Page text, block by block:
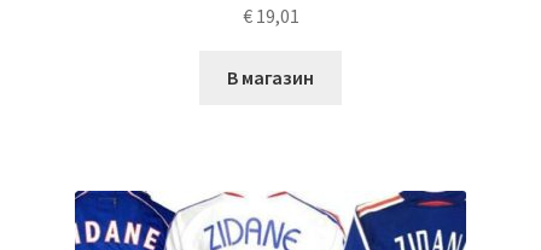
€19,01
В магазин